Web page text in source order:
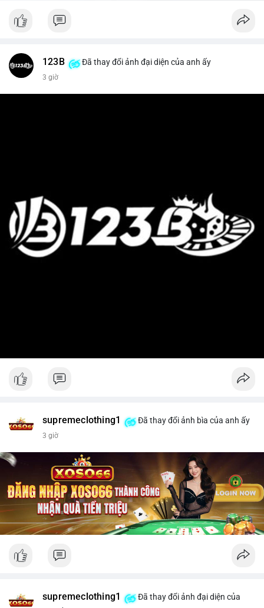
123B Đã thay đổi ảnh đại diện của anh ấy
3 giờ
supremeclothing1 Đã thay đổi ảnh bìa của anh ấy
3 giờ
supremeclothing1
Đã thay đổi ảnh đại diện của